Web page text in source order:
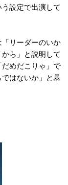
設定で出演して
リーダーのいか
ら」と説明して
めだこりゃ」で
はないか」と暴